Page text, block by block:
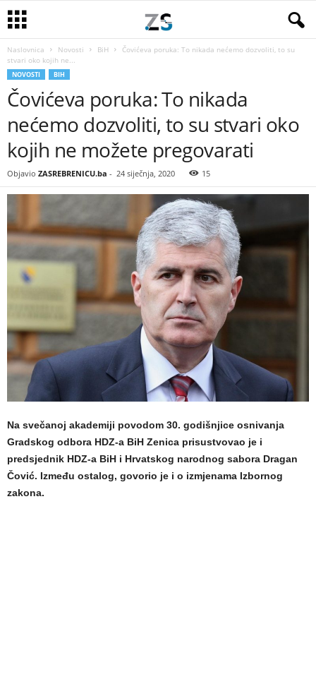
Naslovnica Novosti BiH
Čovićeva poruka: To nikada nećemo dozvoliti, to su
stvari oko kojih ne...
NOVOSTI BIH
Čovićeva poruka: To nikada
nećemo dozvoliti, to su stvari oko
kojih ne možete pregovarati
Objavio ZASREBRENICU.ba - 24 siječnja, 2020 15
Na svečanoj akademiji povodom 30. godišnjice osnivanja
Gradskog odbora HDZ-a BiH Zenica prisustvovao je i
predsjednik HDZ-a BiH i Hrvatskog narodnog sabora Dragan
Čović. Između ostalog, govorio je i o izmjenama Izbornog
zakona.